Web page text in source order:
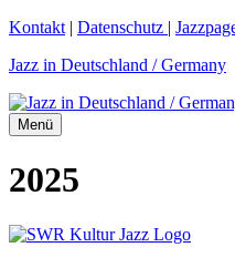
Zum
springen
Kontakt | Datenschutz |
Jazz in Deutschland / Germany
Menü
2025